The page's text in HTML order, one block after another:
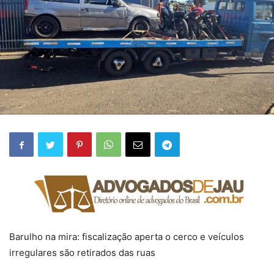
Barulho na mira: fiscalização aperta o cerco e veículos
irregulares são retirados das ruas